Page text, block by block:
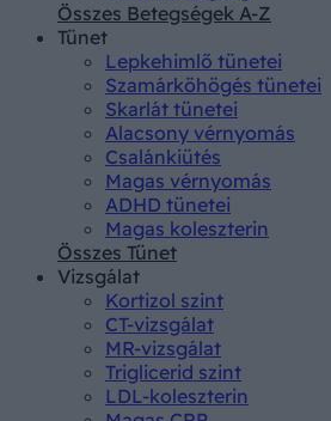
Összes Betegségek A-Z
Tünet
Lepkehimlő tünetei
Szamárköhögés tünetei
Skarlát tünetei
Alacsony vérnyomás
Csalánkiütés
Magas vérnyomás
ADHD tünetei
Magas koleszterin
Összes Tünet
Vizsgálat
Kortizol szint
CT-vizsgálat
MR-vizsgálat
Triglicerid szint
LDL-koleszterin